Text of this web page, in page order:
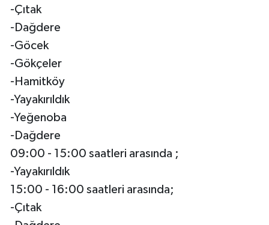
-Çıtak
-Dağdere
-Göcek
-Gökçeler
-Hamitköy
-Yayakırıldık
-Yeğenoba
-Dağdere
09:00 - 15:00 saatleri arasında ;
-Yayakırıldık
15:00 - 16:00 saatleri arasında;
-Çıtak